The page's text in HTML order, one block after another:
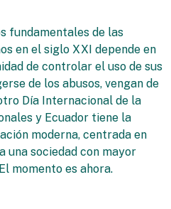
fundamentales de las
en el siglo XXI depende en
de controlar el uso de sus
de los abusos, vengan de
Día Internacional de la
y Ecuador tiene la
moderna, centrada en
una sociedad con mayor
momento es ahora.